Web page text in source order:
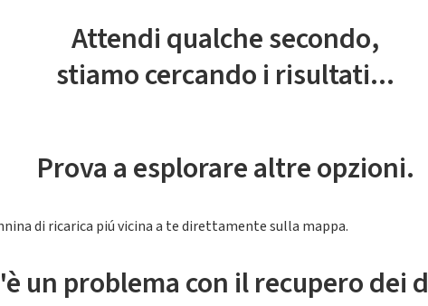
Attendi qualche secondo,
stiamo cercando i risultati...
Prova a esplorare altre opzioni.
di ricarica piú vicina a te direttamente sulla mappa.
un problema con il recupero dei